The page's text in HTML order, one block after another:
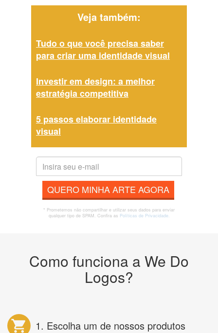
Veja também:
Tudo o que você precisa saber
para criar uma identidade visual
Investir em design: a melhor
estratégia competitiva
5 passos elaborar identidade
visual
QUERO MINHA ARTE AGORA
* Prometemos não compartilhar e utilizar seus dados para enviar
qualquer tipo de SPAM. Confira as Políticas de Privacidade.
Como funciona a We Do
Logos?
1. Escolha um de nossos produtos